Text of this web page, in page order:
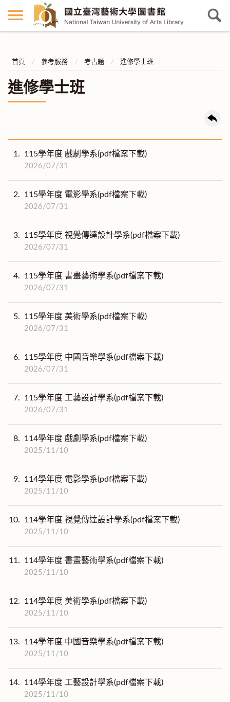
首頁 參考服務 考古題 進修學士班
進修學士班
1. 115學年度 戲劇學系(pdf檔案下載)
2026/07/31
2. 115學年度 電影學系(pdf檔案下載)
2026/07/31
3. 115學年度 視覺傳達設計學系(pdf檔案下載)
2026/07/31
4. 115學年度 書畫藝術學系(pdf檔案下載)
2026/07/31
5. 115學年度 美術學系(pdf檔案下載)
2026/07/31
6. 115學年度 中國音樂學系(pdf檔案下載)
2026/07/31
7. 115學年度 工藝設計學系(pdf檔案下載)
2026/07/31
8. 114學年度 戲劇學系(pdf檔案下載)
2025/11/10
9. 114學年度 電影學系(pdf檔案下載)
2025/11/10
10. 114學年度 視覺傳達設計學系(pdf檔案下載)
2025/11/10
11. 114學年度 書畫藝術學系(pdf檔案下載)
2025/11/10
12. 114學年度 美術學系(pdf檔案下載)
2025/11/10
13. 114學年度 中國音樂學系(pdf檔案下載)
2025/11/10
14. 114學年度 工藝設計學系(pdf檔案下載)
2025/11/10